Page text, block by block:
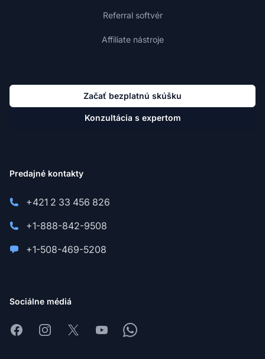
Referral softvér
Affiliate nástroje
Začať bezplatnú skúšku
Konzultácia s expertom
Predajné kontakty
+421 2 33 456 826
+1-888-842-9508
+1-508-469-5208
Sociálne médiá
FacebookInstagram
X YoutubeWhatsapp